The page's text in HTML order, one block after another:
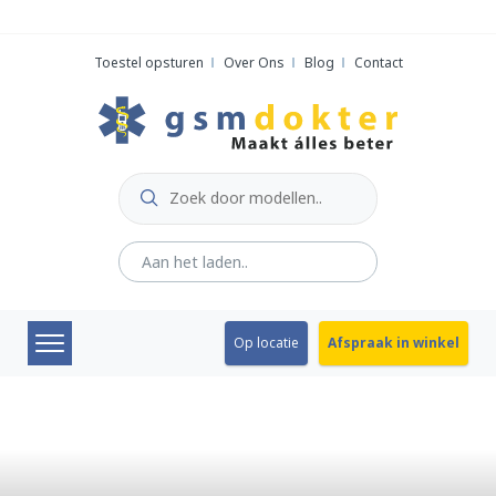
Toestel opsturen Over Ons Blog Contact
Op locatie Afspraak in winkel